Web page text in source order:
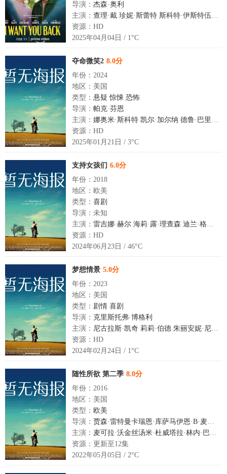
导演： 杰森·奥利
主演： 查理·戴 珍妮·斯蕾特 斯科特·伊斯特伍德
资源：HD
2025年04月04日 / 1°C
夺命微笑2 8.0分
年份：2024
地区：美国
类型： 悬疑 惊悚 恐怖
导演： 帕克·芬恩
主演： 娜奥米·斯科特 凯尔·加尔纳 德鲁·巴里摩尔
资源：HD
2025年01月21日 / 3°C
支持女孩们 6.0分
年份：2018
地区：欧美
类型： 喜剧
导演：未知
主演： 雷吉娜·赫尔 海莉·露·理查森 迪兰·格鲁拉
资源：HD
2024年06月23日 / 46°C
梦想情景 5.0分
年份：2023
地区：美国
类型： 剧情 喜剧
导演： 克里斯托弗·博格利
主演： 尼古拉斯·凯奇 莉莉·伯德 朱丽安妮·尼科尔森
资源：HD
2024年02月24日 / 1°C
随性所欲 第二季 8.0分
年份：2016
地区：美国
类型： 欧美
导演： 贾森·雷特曼卡瑞恩·库萨马伊恩·B·麦克唐纳琳·谢尔顿玛丽埃尔·海勒迈克尔·韦弗弗莱德·萨维奇
主演： 麦可拉·沃金丝汤米·杜威塔拉·林内·巴尔迪兰·格鲁拉
资源：更新至12集
2022年05月05日 / 2°C